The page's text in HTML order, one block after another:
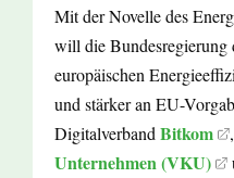
Mit der Novelle des
will die Bundesregierung
europäischen
und stärker an EU-
Digitalverband Bitkom
Unternehmen (VKU)